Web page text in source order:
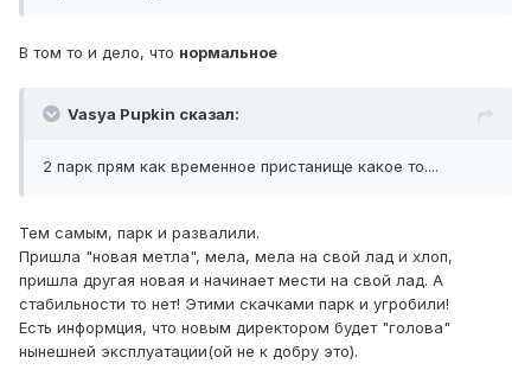
В том то и дело, что нормальное
Vasya Pupkin сказал:
2 парк прям как временное пристанище какое то....
Тем самым, парк и развалили.
Пришла "новая метла", мела, мела на свой лад и хлоп,
пришла другая новая и начинает мести на свой лад. А
стабильности то нет! Этими скачками парк и угробили!
Есть информция, что новым директором будет "голова"
нынешней эксплуатации(ой не к добру это).